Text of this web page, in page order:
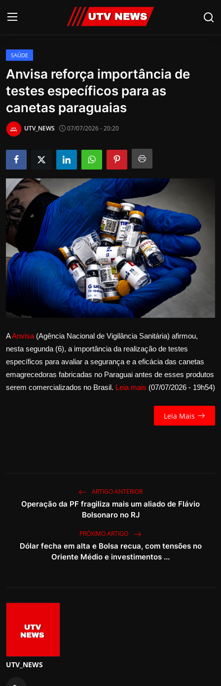
AO VIVO
PIRACICABA
CAMPINAS
LIMEIRA
ESPIRITO SANTO
Economia
Cultura
Internacional
APOIE
Educação
Justiça
Saúde
Esportes
SAÚDE
Anvisa reforça importância de
testes específicos para as
canetas paraguaias
UTV_NEWS 07/07/2026 - 20:20
AAnvisa (Agência Nacional de Vigilância Sanitária) afirmou,
nesta segunda (6), a importância da realização de testes
específicos para avaliar a segurança e a eficácia das canetas
emagrecedoras fabricadas no Paraguai antes de esses produtos
serem comercializados no Brasil. Leia mais (07/07/2026 - 19h54)
Leia Mais
ARTIGO ANTERIOR
Operação da PF fragiliza mais um aliado de Flávio
Bolsonaro no RJ
PRÓXIMO ARTIGO
Dólar fecha em alta e Bolsa recua, com tensões no
Oriente Médio e investimentos ...
UTV_NEWS